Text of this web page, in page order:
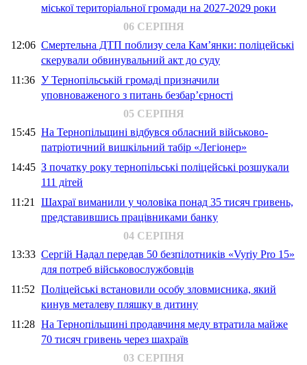
міської територіальної громади на 2027-2029 роки
06 СЕРПНЯ
12:06 Смертельна ДТП поблизу села Кам’янки: поліцейські
скерували обвинувальний акт до суду
11:36 У Тернопільській громаді призначили
уповноваженого з питань безбар’єрності
05 СЕРПНЯ
15:45 На Тернопільщині відбувся обласний військово-
патріотичний вишкільний табір «Легіонер»
14:45 З початку року тернопільські поліцейські розшукали
111 дітей
11:21 Шахраї виманили у чоловіка понад 35 тисяч гривень,
представившись працівниками банку
04 СЕРПНЯ
13:33 Сергій Надал передав 50 безпілотників «Vyriy Pro 15»
для потреб військовослужбовців
11:52 Поліцейські встановили особу зловмисника, який
кинув металеву пляшку в дитину
11:28 На Тернопільщині продавчиня меду втратила майже
70 тисяч гривень через шахраїв
03 СЕРПНЯ